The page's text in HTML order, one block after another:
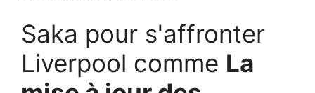
Saka pour s'affronter
Liverpool comme La